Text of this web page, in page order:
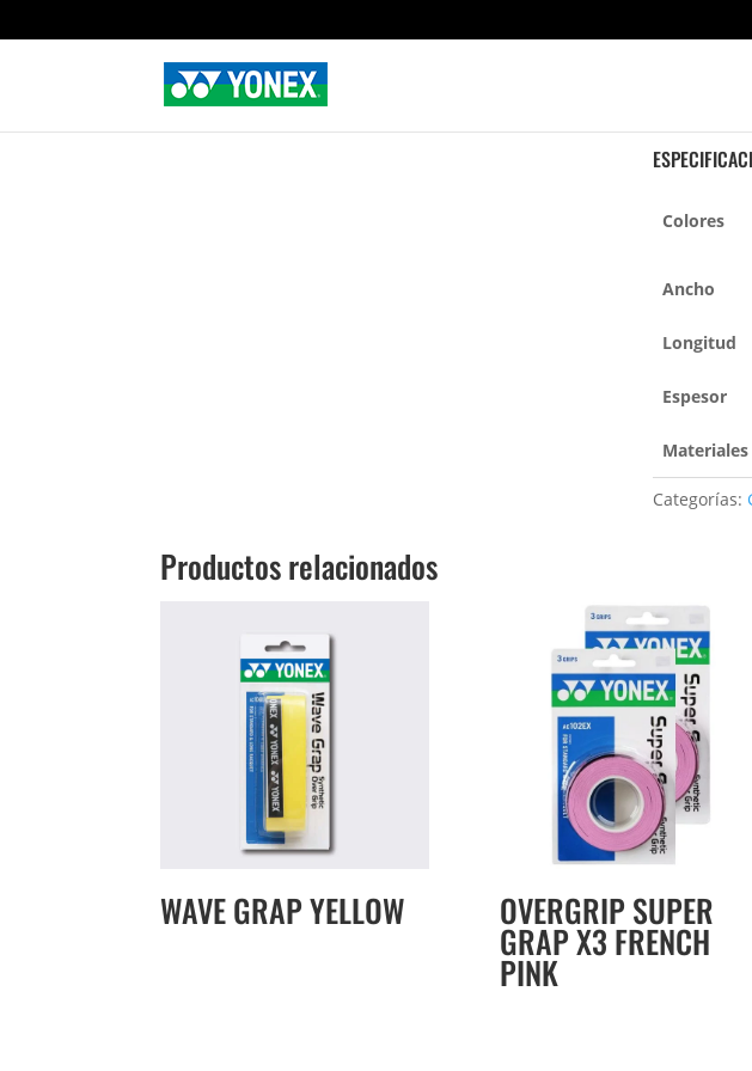
Home»Tienda»TWIN WAVE GRAP
Colores
Ancho
Longitud
Espesor
Materiales
Categorías:
Productos relacionados
WAVE GRAP YELLOW OVERGRIP SUPER
GRAP X3 FRENCH
PINK